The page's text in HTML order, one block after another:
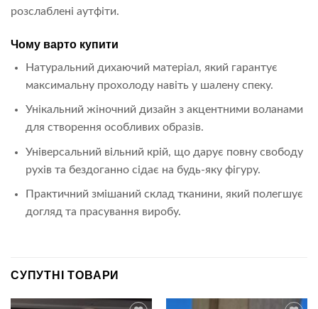
розслаблені аутфіти.
Чому варто купити
Натуральний дихаючий матеріал, який гарантує
максимальну прохолоду навіть у шалену спеку.
Унікальний жіночний дизайн з акцентними воланами
для створення особливих образів.
Універсальний вільний крій, що дарує повну свободу
рухів та бездоганно сідає на будь-яку фігуру.
Практичний змішаний склад тканини, який полегшує
догляд та прасування виробу.
СУПУТНІ ТОВАРИ